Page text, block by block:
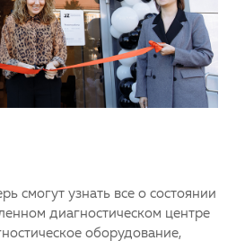
смогут узнать все о состоянии
диагностическом центре
оборудование,